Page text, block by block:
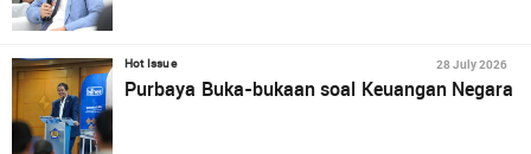
Hot Issue 28 July 2026
Purbaya Buka-bukaan soal Keuangan Negara